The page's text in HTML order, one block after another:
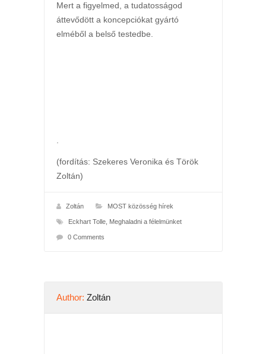
Mert a figyelmed, a tudatosságod
áttevődött a koncepciókat gyártó
elméből a belső testedbe.
.
(fordítás: Szekeres Veronika és Török
Zoltán)
Zoltán MOST közösség hírek
Eckhart Tolle, Meghaladni a félelmünket
0 Comments
Author: Zoltán